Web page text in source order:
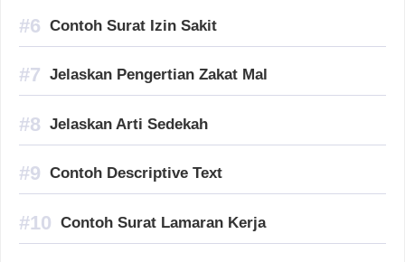
Contoh Surat Izin Sakit
Jelaskan Pengertian Zakat Mal
Jelaskan Arti Sedekah
Contoh Descriptive Text
Contoh Surat Lamaran Kerja